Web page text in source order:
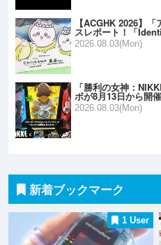
【ACGHK 2026】
スレポート！「
2026.08.03(Mon)
「勝利の女神：
ボが8月13日から開
2026.08.03(Mon)
新着ブックマーク
1 User